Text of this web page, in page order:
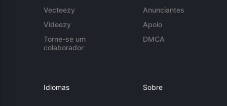
Vecteezy
Videezy
Torne-se um
colaborador
Anunciantes
Apoio
DMCA
Idiomas Sobre